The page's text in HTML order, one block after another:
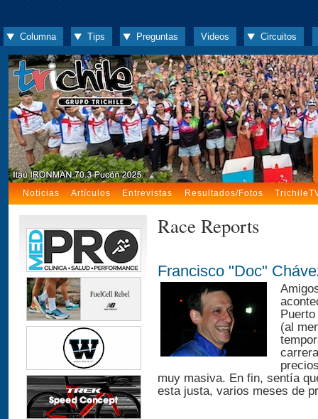
Columna Tips Preguntas Videos Circuitos
Noticias Artículos Entrevistas Resultados/Fotos
Race Reports
Francisco "Doc"
(al
muy masiva. En fin, sentía
esta justa, varios meses de